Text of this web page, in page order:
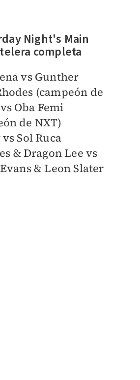
Night's Main
completa
vs Gunther
(campeón de
Oba Femi
de NXT)
Sol Ruca
& Dragon Lee vs
& Leon Slater